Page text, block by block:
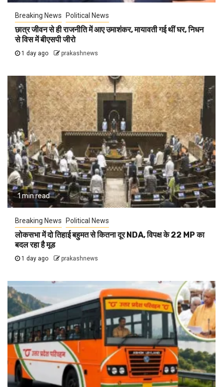
Breaking News Political News
छात्र जीवन से ही राजनीति में आए उमाशंकर, मायावती गई थीं घर, निधन
से विस में बीएसपी जीरो
1 day ago prakashnews
1 min read
Breaking News Political News
लोकसभा में दो तिहाई बहुमत से कितना दूर NDA, विपक्ष के 22 MP का
बदल रहा है मूड
1 day ago prakashnews